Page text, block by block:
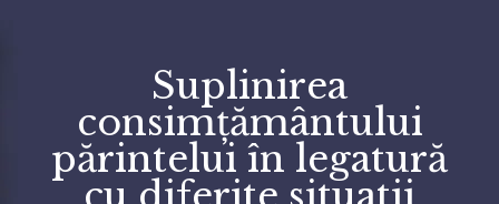
Suplinirea
consimțământului
părintelui în legatură